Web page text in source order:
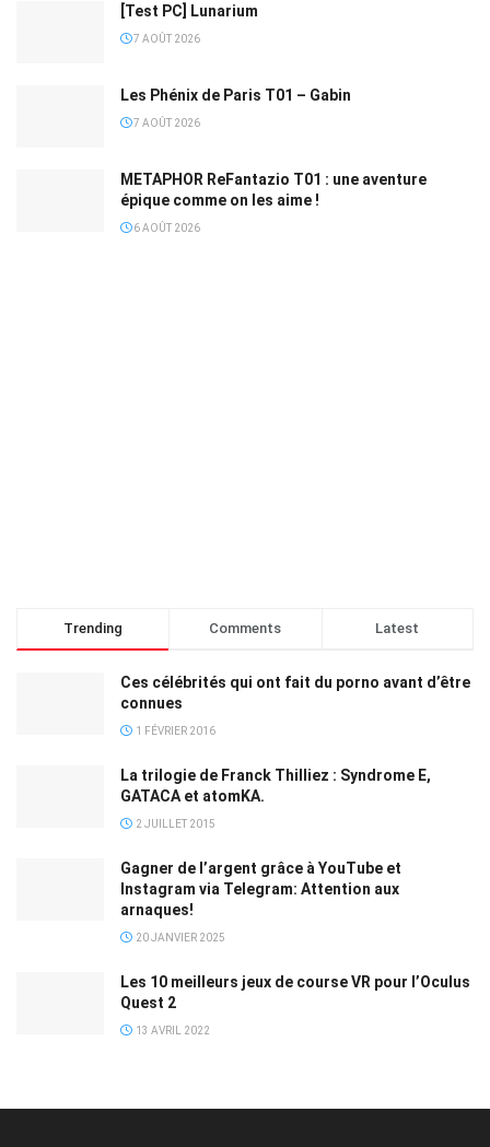
[Test PC] Lunarium
7 AOÛT 2026
Les Phénix de Paris T01 – Gabin
7 AOÛT 2026
METAPHOR ReFantazio T01 : une aventure
épique comme on les aime !
6 AOÛT 2026
Trending Comments Latest
Ces célébrités qui ont fait du porno avant d’être
connues
1 FÉVRIER 2016
La trilogie de Franck Thilliez : Syndrome E,
GATACA et atomKA.
2 JUILLET 2015
Gagner de l’argent grâce à YouTube et
Instagram via Telegram: Attention aux
arnaques!
20 JANVIER 2025
Les 10 meilleurs jeux de course VR pour l’Oculus
Quest 2
13 AVRIL 2022